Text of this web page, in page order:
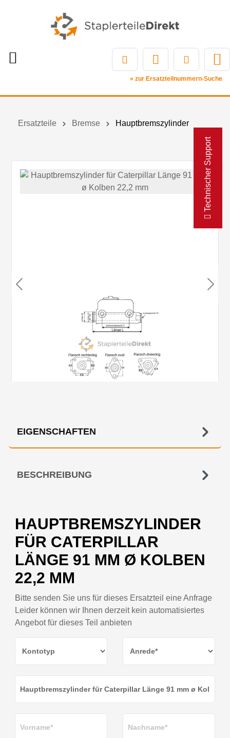
Technischer Support
» zur Ersatzteilnummern-Suche
Ersatzteile Bremse Hauptbremszylinder
EIGENSCHAFTEN
BESCHREIBUNG
HAUPTBREMSZYLINDER
FÜR CATERPILLAR
LÄNGE 91 MM Ø KOLBEN
22,2 MM
Bitte senden Sie uns für dieses Ersatzteil eine Anfrage
Leider können wir Ihnen derzeit kein automatisiertes
Angebot für dieses Teil anbieten